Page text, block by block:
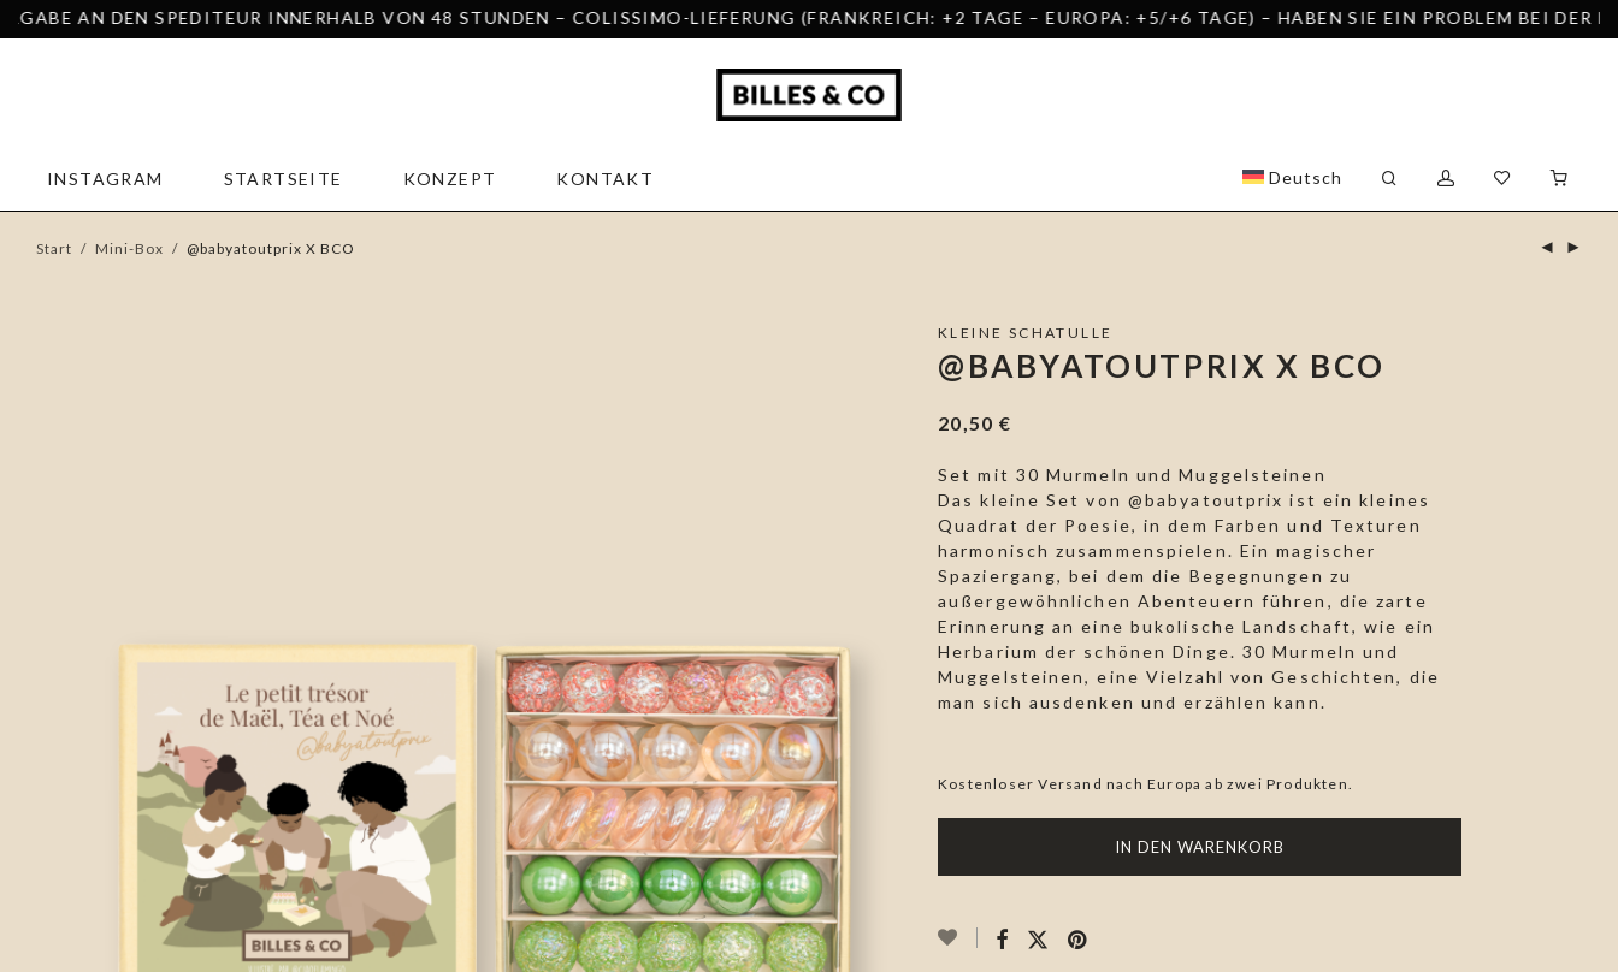
DEN SPEDITEUR INNERHALB VON 48 STUNDEN – COLISSIMO-LIEFERUNG (FRANKREICH: +2 TAGE – EUROPA: +5/+6 TAGE) – HABEN SIE EIN PROBLEM BEI DER
INSTAGRAM STARTSEITE KONZEPT KONTAKT Deutsch
Start / Mini-Box / @babyatoutprix X BCO
KLEINE SCHATULLE
@BABYATOUTPRIX X BCO
20,50 €
Set mit 30 Murmeln und Muggelsteinen
Das kleine Set von @babyatoutprix ist ein kleines
Quadrat der Poesie, in dem Farben und Texturen
harmonisch zusammenspielen. Ein magischer
Spaziergang, bei dem die Begegnungen zu
außergewöhnlichen Abenteuern führen, die zarte
Erinnerung an eine bukolische Landschaft, wie ein
Herbarium der schönen Dinge. 30 Murmeln und
Muggelsteinen, eine Vielzahl von Geschichten, die
man sich ausdenken und erzählen kann.
Kostenloser Versand nach Europa ab zwei Produkten.
IN DEN WARENKORB